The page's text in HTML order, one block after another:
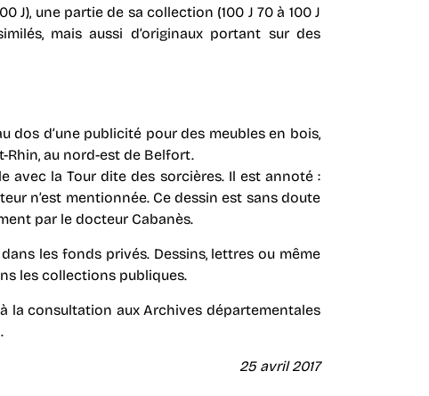
J), une partie de sa collection (100 J 70 à 100 J
mais aussi d’originaux portant sur des
dos d’une publicité pour des meubles en bois,
Rhin, au nord-est de Belfort.
avec la Tour dite des sorcières. Il est annoté :
n’est mentionnée. Ce dessin est sans doute
par le docteur Cabanès.
les fonds privés. Dessins, lettres ou même
les collections publiques.
la consultation aux Archives départementales
25 avril 2017